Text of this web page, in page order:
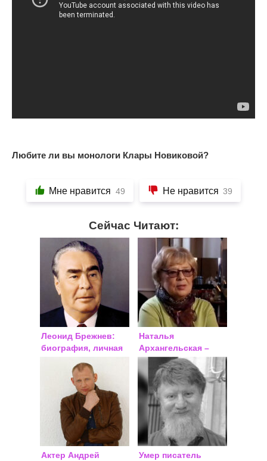
Любите ли вы монологи Клары Новиковой?
Мне нравится 49 Не нравится 39
Сейчас Читают:
Леонид Брежнев:
биография, личная
жизнь
Наталья
Архангельская –
актриса: личная
жизнь
Актер Андрей
Умер писатель